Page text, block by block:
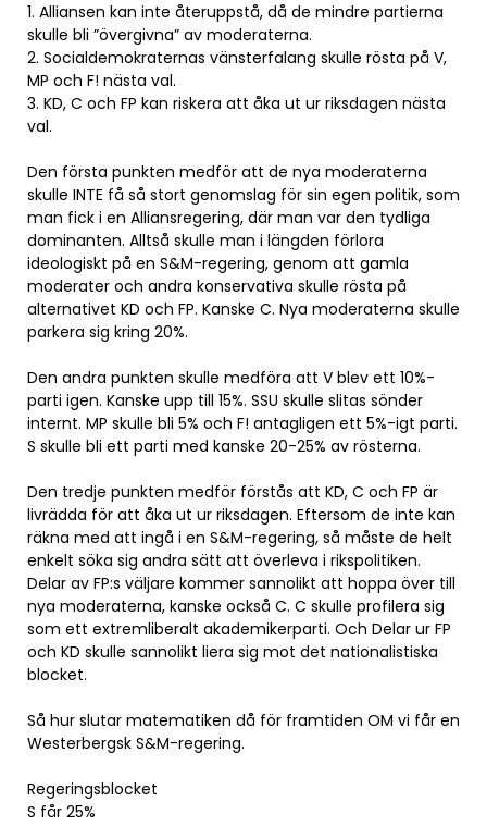
1. Alliansen kan inte återuppstå, då de mindre partierna
skulle bli ”övergivna” av moderaterna.
2. Socialdemokraternas vänsterfalang skulle rösta på V,
MP och F! nästa val.
3. KD, C och FP kan riskera att åka ut ur riksdagen nästa
val.
Den första punkten medför att de nya moderaterna
skulle INTE få så stort genomslag för sin egen politik, som
man fick i en Alliansregering, där man var den tydliga
dominanten. Alltså skulle man i längden förlora
ideologiskt på en S&M-regering, genom att gamla
moderater och andra konservativa skulle rösta på
alternativet KD och FP. Kanske C. Nya moderaterna skulle
parkera sig kring 20%.
Den andra punkten skulle medföra att V blev ett 10%-
parti igen. Kanske upp till 15%. SSU skulle slitas sönder
internt. MP skulle bli 5% och F! antagligen ett 5%-igt parti.
S skulle bli ett parti med kanske 20-25% av rösterna.
Den tredje punkten medför förstås att KD, C och FP är
livrädda för att åka ut ur riksdagen. Eftersom de inte kan
räkna med att ingå i en S&M-regering, så måste de helt
enkelt söka sig andra sätt att överleva i rikspolitiken.
Delar av FP:s väljare kommer sannolikt att hoppa över till
nya moderaterna, kanske också C. C skulle profilera sig
som ett extremliberalt akademikerparti. Och Delar ur FP
och KD skulle sannolikt liera sig mot det nationalistiska
blocket.
Så hur slutar matematiken då för framtiden OM vi får en
Westerbergsk S&M-regering.
Regeringsblocket
S får 25%